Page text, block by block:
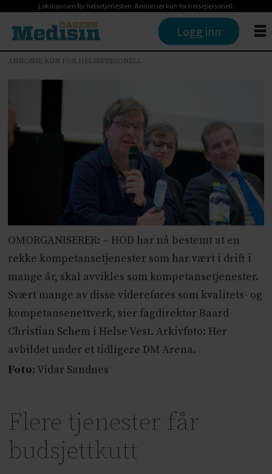
Lokalavisen for helsetjenesten. Annonser kun for helsepersonell.
Logg inn
ANNONSE KUN FOR HELSEPERSONELL
OMORGANISERER: – HOD har nå bestemt at en
rekke kompetansetjenester som har vært i drift i
mange år, skal avvikles som kompetansetjenester.
Svært mange av disse videreføres som kvalitets- og
kompetansenettverk, sier fagdirektør Baard
Christian Schem i Helse Vest. Arkivfoto: Her
avbildet under et tidligere DM Arena.
Foto:Vidar Sandnes
Flere tjenester får
budsjettkutt